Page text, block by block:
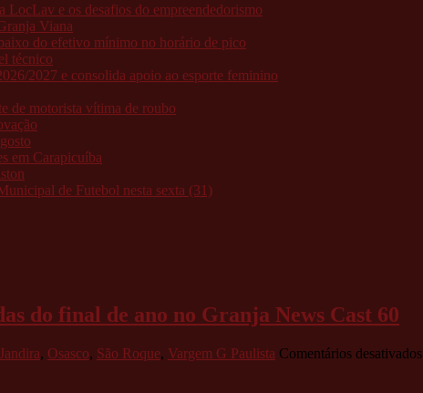
LocLav e os desafios do empreendedorismo
Viana
do efetivo mínimo no horário de pico
técnico
2027 e consolida apoio ao esporte feminino
de motorista vítima de roubo
em Carapicuíba
de Futebol nesta sexta (31)
do final de ano no Granja News Cast 60
Jandira, Osasco, São Roque, Vargem G Paulista Comentários desativados